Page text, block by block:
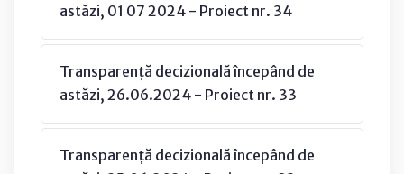
astăzi, 01 07 2024 - Proiect nr. 34
Transparență decizională începând de
astăzi, 26.06.2024 - Proiect nr. 33
Transparență decizională începând de